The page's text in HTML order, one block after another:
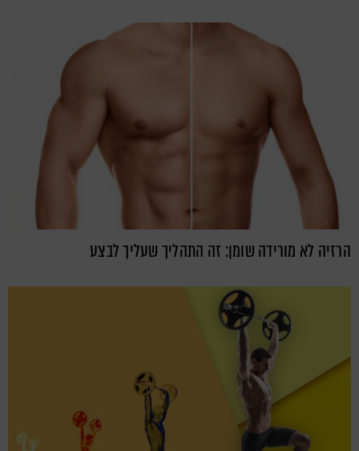
הרזיה לא מורידה שומן: זה התהליך שעליך לבצע